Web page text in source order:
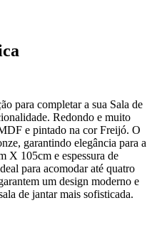
para completar a sua Sala de
Redondo e muito
e pintado na cor Freijó. O
garantindo elegância para a
X 105cm e espessura de
para acomodar até quatro
um design moderno e
de jantar mais sofisticada.